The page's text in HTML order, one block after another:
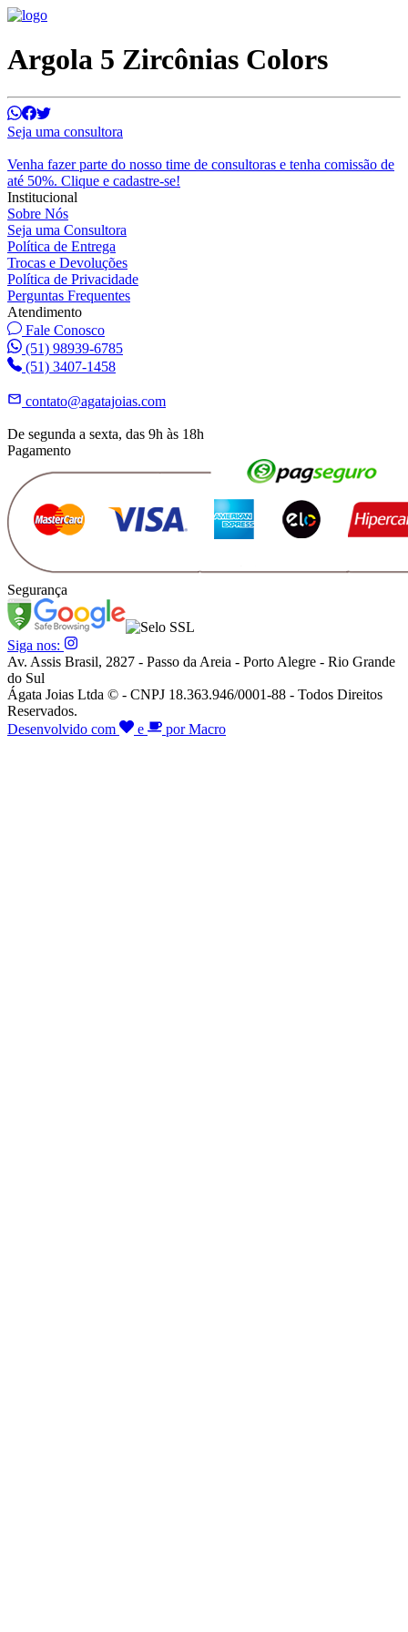
Argola 5 Zircônias Colors
Seja uma consultora
Venha fazer parte do nosso time de consultoras e tenha comissão de
até 50%. Clique e cadastre-se!
Institucional
Sobre Nós
Seja uma Consultora
Política de Entrega
Trocas e Devoluções
Política de Privacidade
Perguntas Frequentes
Atendimento
Fale Conosco
(51) 98939-6785
(51) 3407-1458
contato@agatajoias.com
De segunda a sexta, das 9h às 18h
Pagamento
Segurança
Siga nos:
Av. Assis Brasil, 2827 - Passo da Areia - Porto Alegre - Rio Grande
do Sul
Ágata Joias Ltda © - CNPJ 18.363.946/0001-88 - Todos Direitos
Reservados.
Desenvolvido com
e por Macro